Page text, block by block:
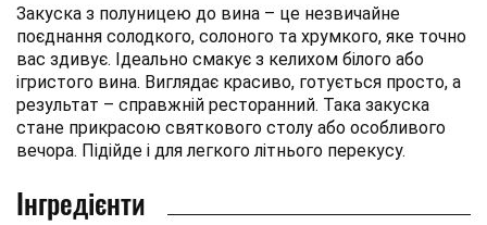
Закуска з полуницею до вина – це незвичайне
поєднання солодкого, солоного та хрумкого, яке точно
вас здивує. Ідеально смакує з келихом білого або
ігристого вина. Виглядає красиво, готується просто, а
результат – справжній ресторанний. Така закуска
стане прикрасою святкового столу або особливого
вечора. Підійде і для легкого літнього перекусу.
Інгредієнти